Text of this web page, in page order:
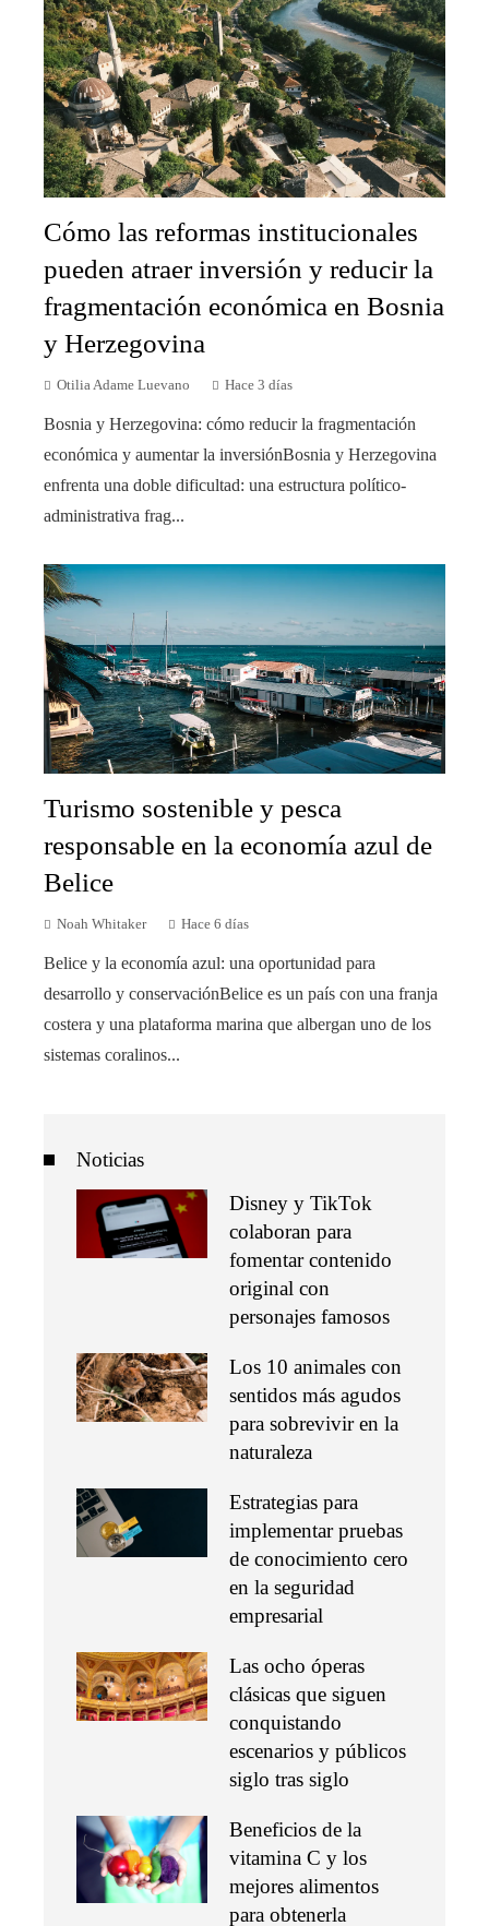
Cómo las reformas institucionales
pueden atraer inversión y reducir la
fragmentación económica en Bosnia
y Herzegovina
Otilia Adame Luevano Hace 3 días
Bosnia y Herzegovina: cómo reducir la fragmentación
económica y aumentar la inversiónBosnia y Herzegovina
enfrenta una doble dificultad: una estructura político-
administrativa frag...
Turismo sostenible y pesca
responsable en la economía azul de
Belice
Noah Whitaker Hace 6 días
Belice y la economía azul: una oportunidad para
desarrollo y conservaciónBelice es un país con una franja
costera y una plataforma marina que albergan uno de los
sistemas coralinos...
Noticias
Disney y TikTok
colaboran para
fomentar contenido
original con
personajes famosos
Los 10 animales con
sentidos más agudos
para sobrevivir en la
naturaleza
Estrategias para
implementar pruebas
de conocimiento cero
en la seguridad
empresarial
Las ocho óperas
clásicas que siguen
conquistando
escenarios y públicos
siglo tras siglo
Beneficios de la
vitamina C y los
mejores alimentos
para obtenerla